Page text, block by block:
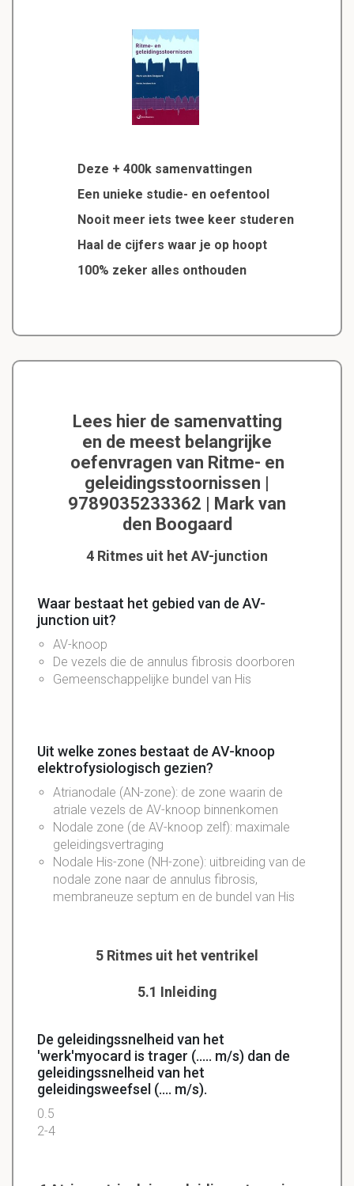
Deze + 400k samenvattingen
Een unieke studie- en oefentool
Nooit meer iets twee keer studeren
Haal de cijfers waar je op hoopt
100% zeker alles onthouden
Lees hier de samenvatting
en de meest belangrijke
oefenvragen van Ritme- en
geleidingsstoornissen |
9789035233362 | Mark van
den Boogaard
4 Ritmes uit het AV-junction
Waar bestaat het gebied van de AV-
junction uit?
AV-knoop
De vezels die de annulus fibrosis doorboren
Gemeenschappelijke bundel van His
Uit welke zones bestaat de AV-knoop
elektrofysiologisch gezien?
Atrianodale (AN-zone): de zone waarin de
atriale vezels de AV-knoop binnenkomen
Nodale zone (de AV-knoop zelf): maximale
geleidingsvertraging
Nodale His-zone (NH-zone): uitbreiding van de
nodale zone naar de annulus fibrosis,
membraneuze septum en de bundel van His
5 Ritmes uit het ventrikel
5.1 Inleiding
De geleidingssnelheid van het
'werk'myocard is trager (..... m/s) dan de
geleidingssnelheid van het
geleidingsweefsel (.... m/s).
0.5
2-4